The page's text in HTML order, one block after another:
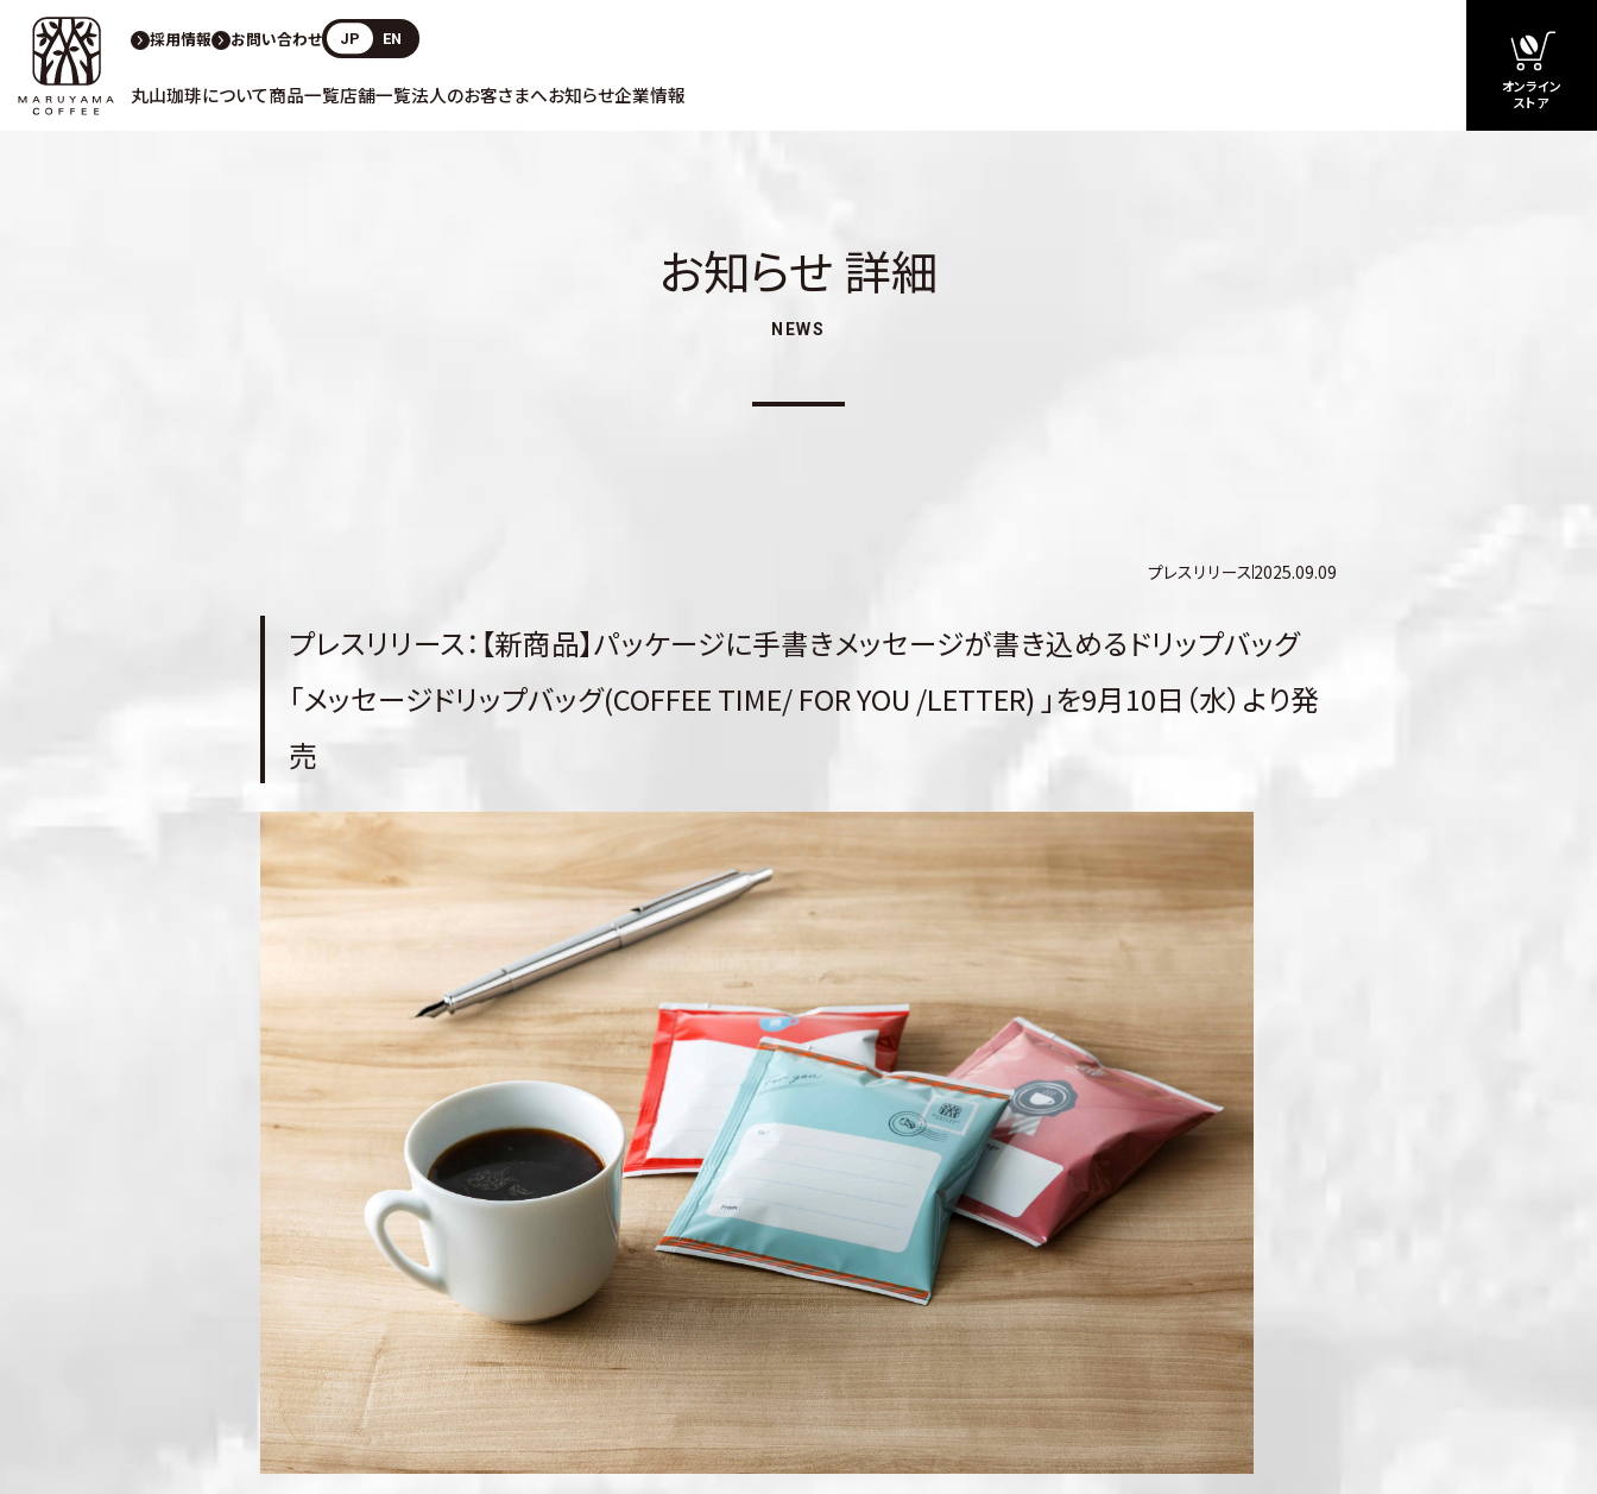
採用情報 お問い合わせ JP EN
丸山珈琲について商品一覧店舗一覧法人のお客さまへお知らせ企業情報
オンライン
ストア
お知らせ 詳細
NEWS
プレスリリース2025.09.09
プレスリリース：【新商品】パッケージに手書きメッセージが書き込めるドリップバッグ
「メッセージドリップバッグ(COFFEE TIME/ FOR YOU /LETTER) 」を9月10日（水）より発
売